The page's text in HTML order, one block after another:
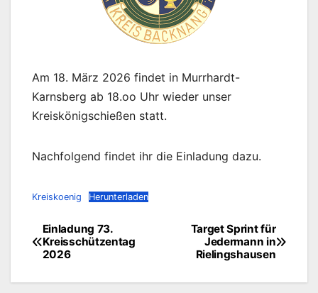
Am 18. März 2026 findet in Murrhardt-
Karnsberg ab 18.oo Uhr wieder unser
Kreiskönigschießen statt.
Nachfolgend findet ihr die Einladung dazu.
Kreiskoenig Herunterladen
Beitragsnavigation
Target Sprint für
Jedermann in
Rielingshausen
Einladung 73.
Kreisschützentag
2026